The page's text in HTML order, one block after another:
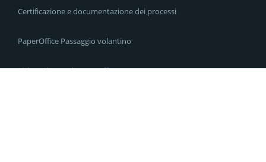
Certificazione e documentazione dei processi
PaperOffice Passaggio volantino
Video: Che cos'è PaperOffice?